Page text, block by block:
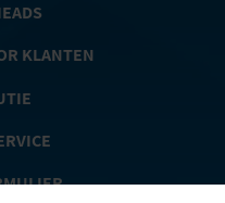
KLANTEN